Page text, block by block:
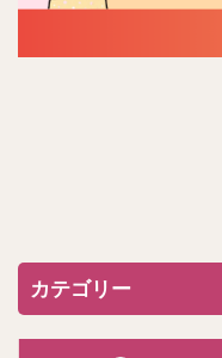
カテゴリー